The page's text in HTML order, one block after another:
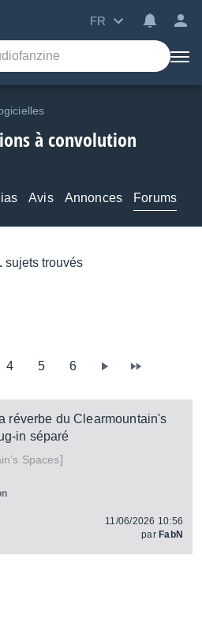
FR
à convolution
Avis Annonces Forums
sujets trouvés
4 5 6
réverbe du Clearmountain's
in séparé
Spaces]
11/06/2026 10:56
par FabN